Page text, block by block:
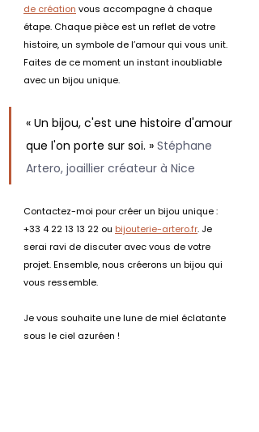
de création vous accompagne à chaque
étape. Chaque pièce est un reflet de votre
histoire, un symbole de l’amour qui vous unit.
Faites de ce moment un instant inoubliable
avec un bijou unique.
« Un bijou, c'est une histoire d'amour
que l'on porte sur soi. » Stéphane
Artero, joaillier créateur à Nice
Contactez-moi pour créer un bijou unique :
+33 4 22 13 13 22 ou bijouterie-artero.fr. Je
serai ravi de discuter avec vous de votre
projet. Ensemble, nous créerons un bijou qui
vous ressemble.
Je vous souhaite une lune de miel éclatante
sous le ciel azuréen !